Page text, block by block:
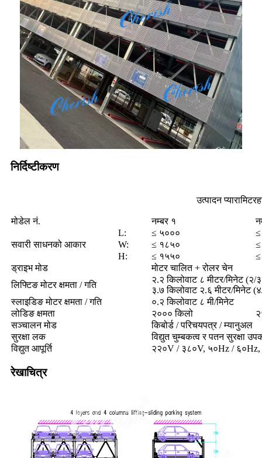
निर्दिष्टीकरण
उत्पादन
मोडेल नं. नम्बर १
सवारी साधनको आकार
L: ≤ ५०००
W:
≤ १८५०
H:
≤ १५५०
ड्राइभ मोड
मोटर चालित + रोलर चेन
लिफ्टिङ मोटर क्षमता / गति
२.२ किलोवाट ८ मीटर/मिनेट (२/
३.७ किलोवाट २.६ मीटर/मिनेट
स्लाइडिङ मोटर क्षमता / गति
०.२ किलोवाट ८ मी/मिनेट
लोडिङ क्षमता
२००० किलो
सञ्चालन मोड
किबोर्ड / परिचयपत्र / म्यानुअल
सुरक्षा लक
विद्युत चुम्बकत्व र पतन सुरक्षा
विद्युत आपूर्ति
२२०V / ३८०V, ५०Hz /
रेखाचित्र